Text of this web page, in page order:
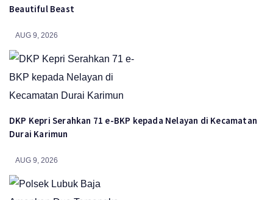
Beautiful Beast
AUG 9, 2026
DKP Kepri Serahkan 71 e-BKP kepada Nelayan di Kecamatan
Durai Karimun
AUG 9, 2026